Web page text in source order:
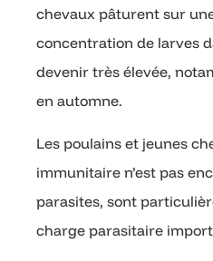
chevaux pâturent sur
concentration de larves
devenir très élevée,
en automne.
Les poulains et jeunes
immunitaire n’est pas
parasites, sont
charge parasitaire